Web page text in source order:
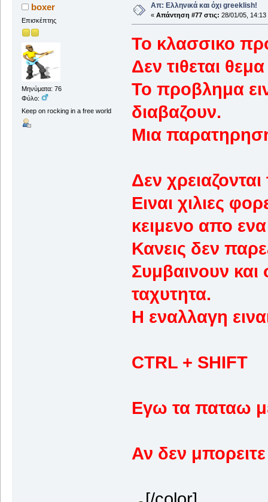
boxer
Επισκέπτης
Μηνύματα: 76
Φύλο:
Keep on rocking in a free world
Απ: Ελληνικά και όχι greeklish!
« Απάντηση #77 στις: 28/01/05, 14:13
Το κλασσικο
Δεν τιθεται
Το προβλημα
διαβαζουν.
Μια
Δεν χρειαζονται
Ειναι χιλιες
κειμενο απο
Κανεις δεν
Συμβαινουν και
ταχυτητα.
Η εναλλαγη
CTRL + SHIFT
Εγω τα παταω
Αν δεν